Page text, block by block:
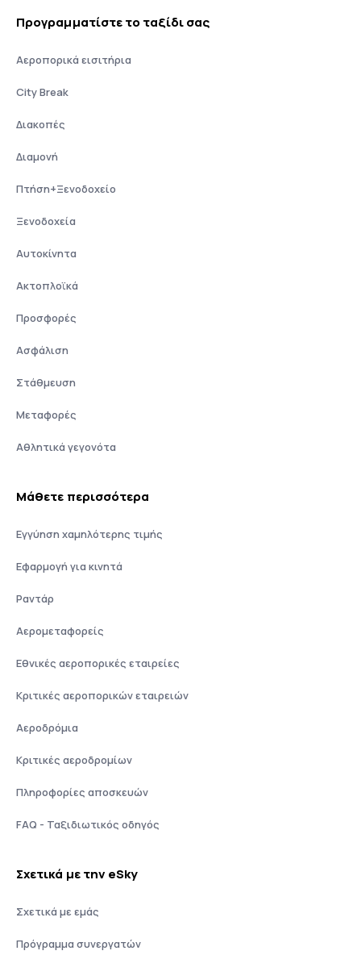
Προγραμματίστε το ταξίδι σας
Αεροπορικά εισιτήρια
City Break
Διακοπές
Διαμονή
Πτήση+Ξενοδοχείο
Ξενοδοχεία
Αυτοκίνητα
Ακτοπλοϊκά
Προσφορές
Ασφάλιση
Στάθμευση
Μεταφορές
Αθλητικά γεγονότα
Μάθετε περισσότερα
Εγγύηση χαμηλότερης τιμής
Εφαρμογή για κινητά
Ραντάρ
Αερομεταφορείς
Εθνικές αεροπορικές εταιρείες
Κριτικές αεροπορικών εταιρειών
Αεροδρόμια
Κριτικές αεροδρομίων
Πληροφορίες αποσκευών
FAQ - Ταξιδιωτικός οδηγός
Σχετικά με την eSky
Σχετικά με εμάς
Πρόγραμμα συνεργατών